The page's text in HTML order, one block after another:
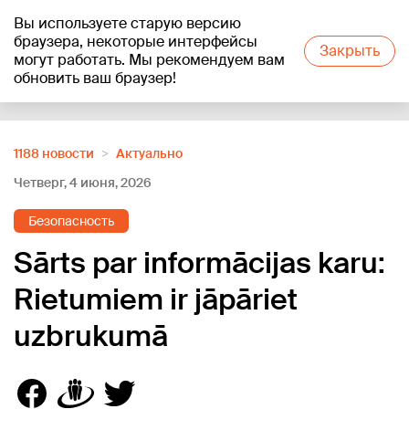
Вы используете старую версию
браузера, некоторые интерфейсы
могут работать. Мы рекомендуем вам
обновить ваш браузер!
Закрыть
+19°C
1188 новости
Актуально
Четверг, 4 июня, 2026
Безопасность
Sārts par informācijas karu:
Rietumiem ir jāpāriet
uzbrukumā